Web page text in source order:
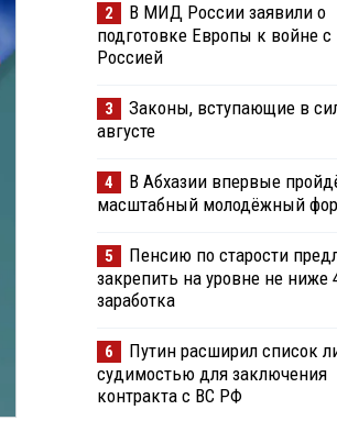
2
В МИД России заявили о
подготовке Европы к войне с
Россией
3
Законы, вступающие в
августе
4
В Абхазии впервые
масштабный молодёжный
5
Пенсию по старости
закрепить на уровне не ниже
заработка
6
Путин расширил список
судимостью для заключения
контракта с ВС РФ